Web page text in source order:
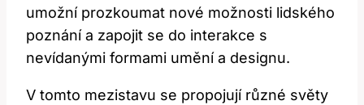
umožní prozkoumat ⁣nové⁢ možnosti lidského
poznání a zapojit‌ se ⁤do interakce s
nevídanými formami umění a⁢ designu.
V tomto mezistavu se propojují různé světy